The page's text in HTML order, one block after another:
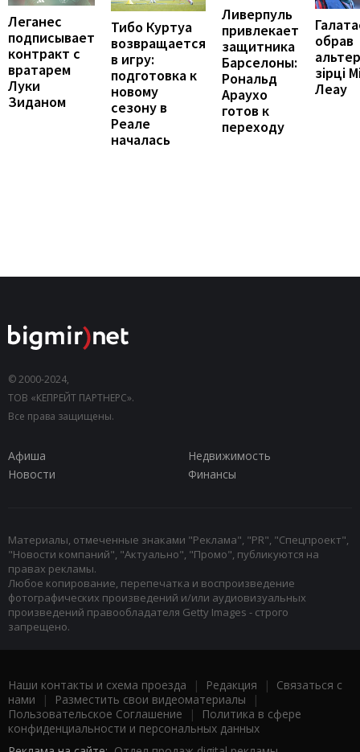
Леганес
подписывает
контракт с
вратарем
Луки
Зиданом
Тибо Куртуа
возвращается
в игру:
подготовка к
новому
сезону в
Реале
началась
Ливерпуль
привлекает
защитника
Барселоны:
Рональд
Араухо
готов к
переходу
обрав
зірці
Леау
© 2000-2024,
ТОВ «КЕПРЕЙТ ПАРТНЕРС».
Все права защищены.
Афиша
Недвижимость
Новости
Финансы
Материалы, отмеченные знаками "Реклама", "PR", "Спецпроект",
"Новости компаний", "Актуально", "Промо", публикуются на
правах рекламы.
Любое копирование, перепечатка и воспроизведение
фотографических произведений и/или аудиовизуальных
произведений правообладателя Getty Images - строго
запрещено.
Наши контакты и схема проезда | Редакция | Связаться с
нами | Разместить свои видеоматериалы |
Пользовательское Соглашение |
Политика в сфере
конфиденциальности и персональных данных